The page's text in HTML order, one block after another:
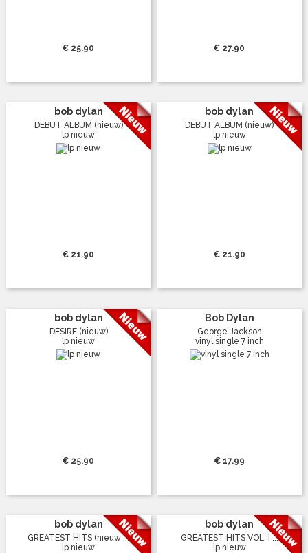
€ 25.90 € 27.90
bob dylan
DEBUT ALBUM (nieuw)
lp nieuw
€ 21.90
bob dylan
DEBUT ALBUM (nieuw)
lp nieuw
€ 21.90
bob dylan
DESIRE (nieuw)
lp nieuw
€ 25.90
Bob Dylan
George Jackson
vinyl single 7 inch
€ 17.99
bob dylan
GREATEST HITS (nieuw ...
lp nieuw
bob dylan
GREATEST HITS VOL. I ...
lp nieuw